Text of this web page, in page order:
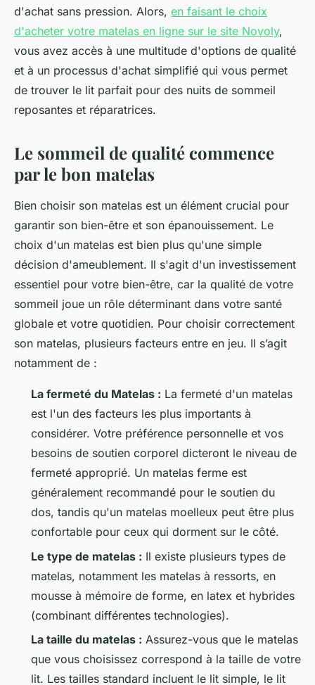
d'achat sans pression. Alors, en faisant le choix
d'acheter votre matelas en ligne sur le site Novoly,
vous avez accès à une multitude d'options de qualité
et à un processus d'achat simplifié qui vous permet
de trouver le lit parfait pour des nuits de sommeil
reposantes et réparatrices.
Le sommeil de qualité commence
par le bon matelas
Bien choisir son matelas est un élément crucial pour
garantir son bien-être et son épanouissement. Le
choix d'un matelas est bien plus qu'une simple
décision d'ameublement. Il s'agit d'un investissement
essentiel pour votre bien-être, car la qualité de votre
sommeil joue un rôle déterminant dans votre santé
globale et votre quotidien. Pour choisir correctement
son matelas, plusieurs facteurs entre en jeu. Il s’agit
notamment de :
La fermeté du Matelas : La fermeté d'un matelas
est l'un des facteurs les plus importants à
considérer. Votre préférence personnelle et vos
besoins de soutien corporel dicteront le niveau de
fermeté approprié. Un matelas ferme est
généralement recommandé pour le soutien du
dos, tandis qu'un matelas moelleux peut être plus
confortable pour ceux qui dorment sur le côté.
Le type de matelas : Il existe plusieurs types de
matelas, notamment les matelas à ressorts, en
mousse à mémoire de forme, en latex et hybrides
(combinant différentes technologies).
La taille du matelas : Assurez-vous que le matelas
que vous choisissez correspond à la taille de votre
lit. Les tailles standard incluent le lit simple, le lit